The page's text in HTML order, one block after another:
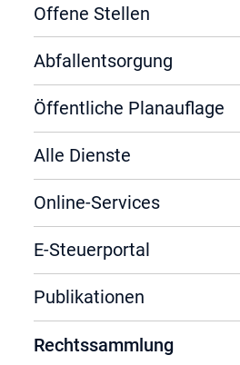
Offene Stellen
Abfallentsorgung
Öffentliche Planauflage
Alle Dienste
Online-Services
E-Steuerportal
Publikationen
Rechtssammlung